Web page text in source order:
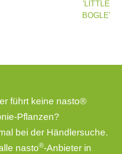
'LITTLE
BOGLE'
führt keine nasto®
Pflanzen?
bei der Händlersuche.
nasto®-Anbieter in